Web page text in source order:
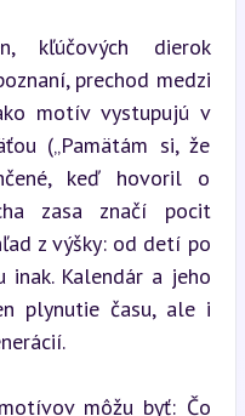
kľúčových dierok
prechod medzi
motív vystupujú v
(„Pamätám si, že
keď hovoril o
zasa značí pocit
z výšky: od detí po
inak. Kalendár a jeho
plynutie času, ale i
môžu byť: Čo